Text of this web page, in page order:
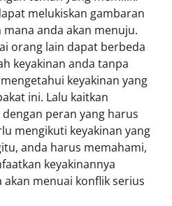
melukiskan gambaran
anda akan menuju.
orang lain dapat berbeda
keyakinan anda tanpa
keyakinan yang
ini. Lalu kaitkan
peran yang harus
mengikuti keyakinan yang
anda harus memahami,
keyakinannya
menuai konflik serius